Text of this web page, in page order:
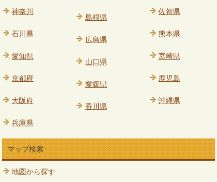
神奈川
石川県
愛知県
京都府
大阪府
兵庫県
島根県
広島県
山口県
愛媛県
香川県
佐賀県
熊本県
宮崎県
鹿児島
沖縄県
マップ検索
地図から探す